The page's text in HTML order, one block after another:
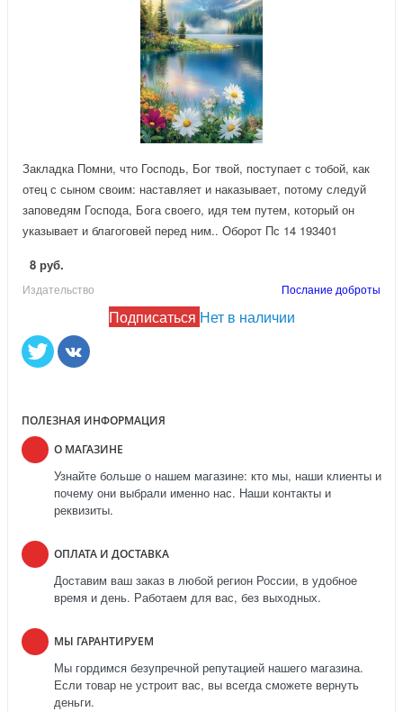
Закладка Помни, что Господь, Бог твой, поступает с тобой, как
отец с сыном своим: наставляет и наказывает, потому следуй
заповедям Господа, Бога своего, идя тем путем, который он
указывает и благоговей перед ним.. Оборот Пс 14 193401
8 руб.
Издательство Послание доброты
Подписаться Нет в наличии
ПОЛЕЗНАЯ ИНФОРМАЦИЯ
О МАГАЗИНЕ
Узнайте больше о нашем магазине: кто мы, наши клиенты и
почему они выбрали именно нас. Наши контакты и
реквизиты.
ОПЛАТА И ДОСТАВКА
Доставим ваш заказ в любой регион России, в удобное
время и день. Работаем для вас, без выходных.
МЫ ГАРАНТИРУЕМ
Мы гордимся безупречной репутацией нашего магазина.
Если товар не устроит вас, вы всегда сможете вернуть
деньги.